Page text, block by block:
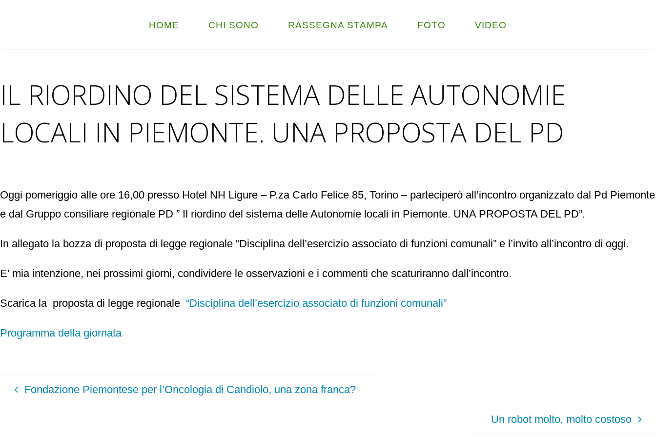
HOME CHI SONO RASSEGNA STAMPA FOTO VIDEO
IL RIORDINO DEL SISTEMA DELLE AUTONOMIE
LOCALI IN PIEMONTE. UNA PROPOSTA DEL PD
Oggi pomeriggio alle ore 16,00 presso Hotel NH Ligure – P.za Carlo Felice 85, Torino – parteciperò all’incontro organizzato dal Pd Piemonte
e dal Gruppo consiliare regionale PD ” Il riordino del sistema delle Autonomie locali in Piemonte. UNA PROPOSTA DEL PD”.
In allegato la bozza di proposta di legge regionale “Disciplina dell’esercizio associato di funzioni comunali” e l’invito all’incontro di oggi.
E’ mia intenzione, nei prossimi giorni, condividere le osservazioni e i commenti che scaturiranno dall’incontro.
Scarica la proposta di legge regionale “Disciplina dell’esercizio associato di funzioni comunali”
Programma della giornata
Fondazione Piemontese per l’Oncologia di Candiolo, una zona franca?
Un robot molto, molto costoso